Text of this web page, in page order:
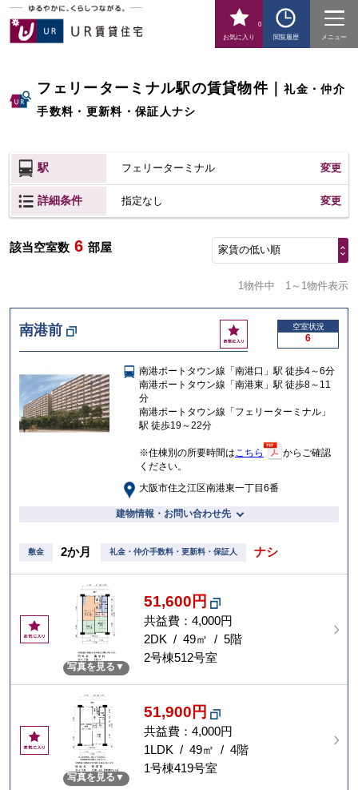
お気に入り
0
閲覧履歴
メニュー
フェリーターミナル駅の賃貸物件 ｜礼金・仲介
手数料・更新料・保証人ナシ
駅 フェリーターミナル 変更
詳細条件 指定なし 変更
該当空室数 6 部屋 家賃の低い順
1物件中 1～1物件表示
南港前
お
気
入
り
空室状況
6
南港ポートタウン線「南港口」駅 徒歩4～6分
南港ポートタウン線「南港東」駅 徒歩8～11
分
南港ポートタウン線「フェリーターミナル」
駅 徒歩19～22分
※住棟別の所要時間はこちら
からご確認
ください。
大阪市住之江区南港東一丁目6番
建物情報・お問い合わせ先
敷金 2か月 礼金・仲介手数料・更新料・保証人 ナシ
お
気
り
写真を見る
51,600円
共益費：4,000円
2DK / 49㎡ / 5階
2号棟512号室
お
気
写真を見る
51,900円
共益費：4,000円
1LDK / 49㎡ / 4階
1号棟419号室